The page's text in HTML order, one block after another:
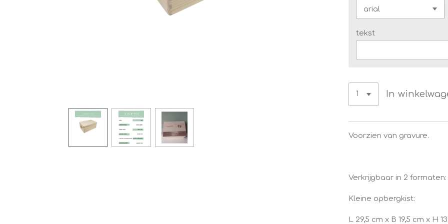
tekst
In
Voorzien van gravure.
Verkrijgbaar in 2 formaten:
Kleine opbergkist:
L 29,5 cm x B 19,5 cm x H